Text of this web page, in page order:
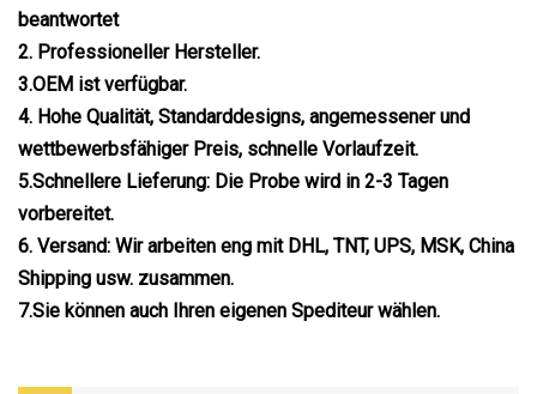
beantwortet
2. Professioneller Hersteller.
3.OEM ist verfügbar.
4. Hohe Qualität, Standarddesigns, angemessener und
wettbewerbsfähiger Preis, schnelle Vorlaufzeit.
5.Schnellere Lieferung: Die Probe wird in 2-3 Tagen
vorbereitet.
6. Versand: Wir arbeiten eng mit DHL, TNT, UPS, MSK, China
Shipping usw. zusammen.
7.Sie können auch Ihren eigenen Spediteur wählen.